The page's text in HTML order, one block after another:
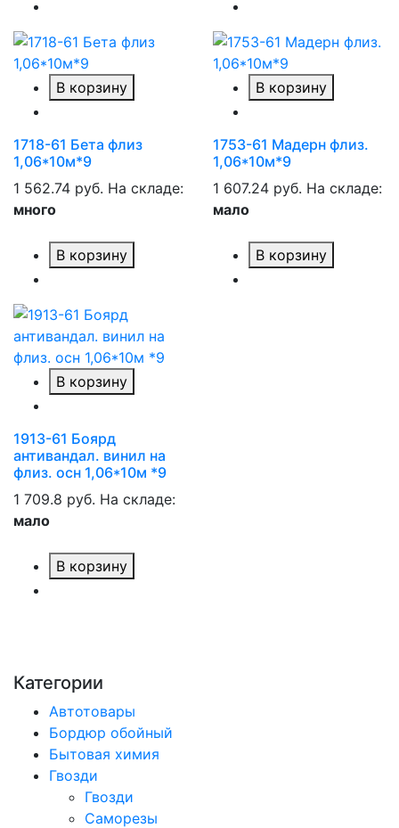
В корзину
1718-61 Бета флиз
1,06*10м*9
1 562.74 руб. На складе:
много
В корзину
В корзину
1753-61 Мадерн флиз.
1,06*10м*9
1 607.24 руб. На складе:
мало
В корзину
В корзину
1913-61 Боярд
антивандал. винил на
флиз. осн 1,06*10м *9
1 709.8 руб. На складе:
мало
В корзину
Категории
Автотовары
Бордюр обойный
Бытовая химия
Гвозди
Гвозди
Саморезы